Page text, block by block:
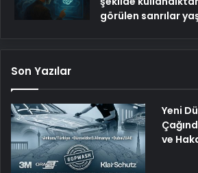
görülen sanrılar
Son Yazılar
Yeni
ve